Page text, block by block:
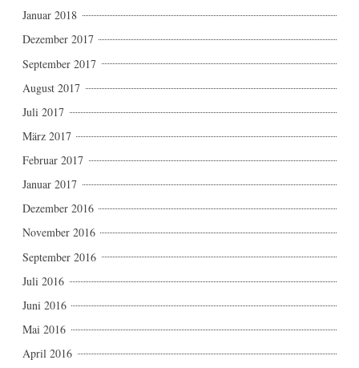
Januar 2018
Dezember 2017
September 2017
August 2017
Juli 2017
März 2017
Februar 2017
Januar 2017
Dezember 2016
November 2016
September 2016
Juli 2016
Juni 2016
Mai 2016
April 2016